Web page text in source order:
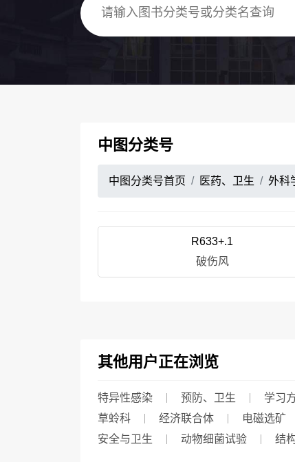
中图分类号
中图分类号首页 医药、卫生 外科
R633+.1
破伤风
其他用户正在浏览
特异性感染 预防、卫生 学习
草蛉科
经济联合体 电磁选矿
安全与卫生
动物细菌试验 结